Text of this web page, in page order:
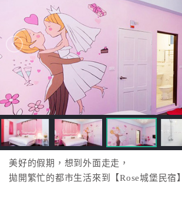
灣
訂
房
接
跟
飯
店
訂
房
HOT
美好的假期，想到外面走走，
拋開繁忙的都市生活來到【Rose城堡民宿】